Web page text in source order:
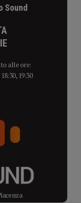
Sound
alle ore:
19:30